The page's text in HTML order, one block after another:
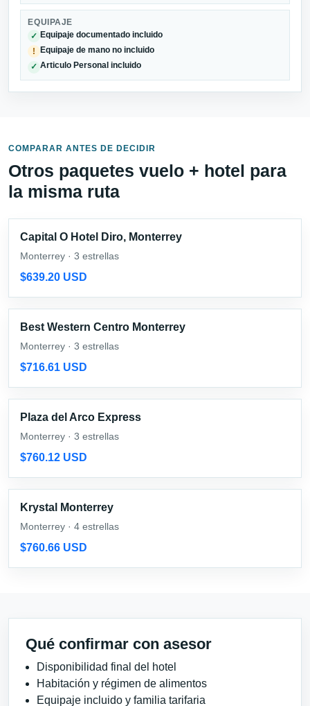
EQUIPAJE
✓ Equipaje documentado incluido
! Equipaje de mano no incluido
✓ Articulo Personal incluido
COMPARAR ANTES DE DECIDIR
Otros paquetes vuelo + hotel para
la misma ruta
Capital O Hotel Diro, Monterrey
Monterrey · 3 estrellas
$639.20 USD
Best Western Centro Monterrey
Monterrey · 3 estrellas
$716.61 USD
Plaza del Arco Express
Monterrey · 3 estrellas
$760.12 USD
Krystal Monterrey
Monterrey · 4 estrellas
$760.66 USD
Qué confirmar con asesor
Disponibilidad final del hotel
Habitación y régimen de alimentos
Equipaje incluido y familia tarifaria